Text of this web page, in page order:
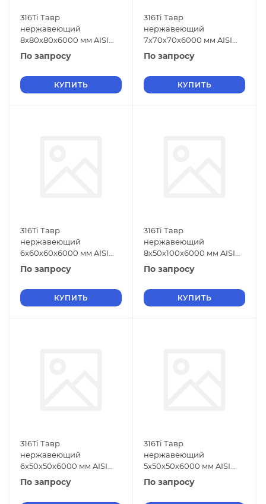
316Ti Тавр
нержавеющий
8х80х80х6000 мм AISI
316Ti ГОСТ 5632-2014
По запросу
КУПИТЬ
316Ti Тавр
нержавеющий
7х70х70х6000 мм AISI
316Ti ГОСТ 5632-2014
По запросу
КУПИТЬ
316Ti Тавр
нержавеющий
6х60х60х6000 мм AISI
316Ti ГОСТ 5632-2014
По запросу
КУПИТЬ
316Ti Тавр
нержавеющий
8х50х100х6000 мм AISI
316Ti ГОСТ 5632-2014
По запросу
КУПИТЬ
316Ti Тавр
нержавеющий
6х50х50х6000 мм AISI
316Ti ГОСТ 5632-2014
По запросу
316Ti Тавр
нержавеющий
5х50х50х6000 мм AISI
316Ti ГОСТ 5632-2014
По запросу